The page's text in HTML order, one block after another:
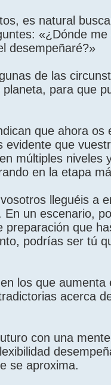
es natural
«¿Dónde
desempeñaré?»
de las
para que
que ahora
evidente que
múltiples
en la etapa
lleguéis a
un escenario,
preparación que
podrías ser tú
los que
acerca
con una
se aproxima.